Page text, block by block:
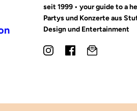
seit 1999 • your guide to a
Partys und Konzerte aus
Design und Entertainment